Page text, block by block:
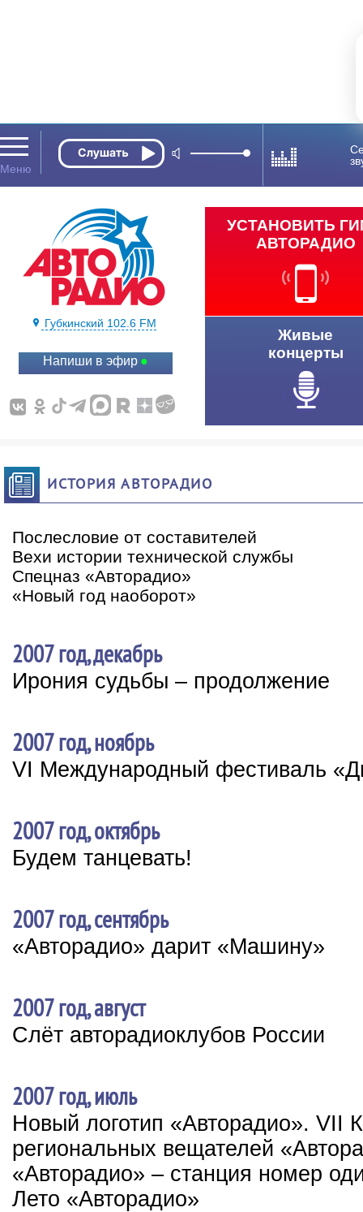
Губкинский 102.6 FM
Напиши в эфир
УСТАНОВИТЬ
АВТОРАДИО
Живые
концерты
ИСТОРИЯ АВТОРАДИО
Послесловие от составителей
Вехи истории технической службы
Спецназ «Авторадио»
«Новый год наоборот»
2007 год, декабрь
Ирония судьбы – продолжение
2007 год, ноябрь
VI Международный фестиваль
2007 год, октябрь
Будем танцевать!
2007 год, сентябрь
«Авторадио» дарит «Машину»
2007 год, август
Слёт авторадиоклубов России
2007 год, июль
Новый логотип «Авторадио». VII
региональных вещателей
«Авторадио» – станция номер
Лето «Авторадио»